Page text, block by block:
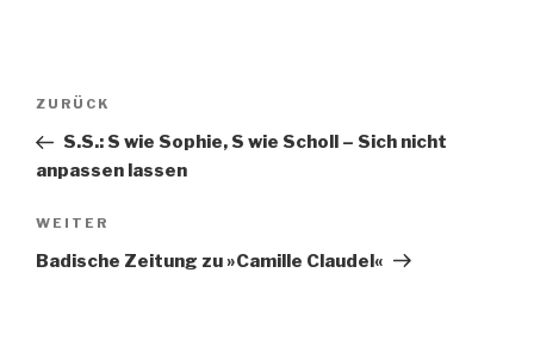
Beitragsnavigation
Vorheriger
Beitrag
ZURÜCK
S.S.: S wie Sophie, S wie Scholl – Sich nicht
anpassen lassen
Nächster
Beitrag
WEITER
Badische Zeitung zu »Camille Claudel«